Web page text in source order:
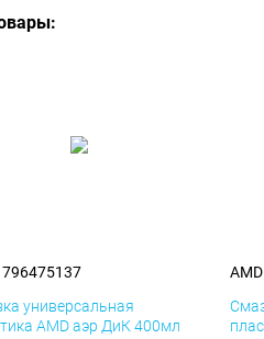
796475137
универсальная
AMD аэр ДиК 400мл